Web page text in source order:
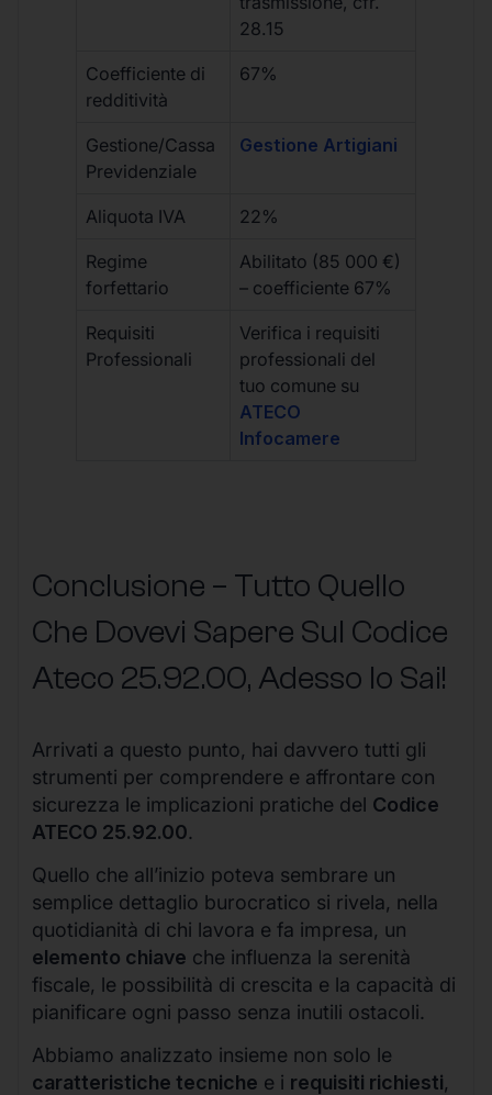
28.15
Coefficiente di
redditività
67%
Gestione/Cassa
Previdenziale
Gestione Artigiani
Aliquota IVA 22%
Regime
forfettario
Abilitato (85 000 €)
– coefficiente 67%
Requisiti
Professionali
Verifica i requisiti
professionali del
tuo comune su
ATECO
Infocamere
Conclusione – Tutto Quello
Che Dovevi Sapere Sul Codice
Ateco 25.92.00, Adesso lo Sai!
Arrivati a questo punto, hai davvero tutti gli
strumenti per comprendere e affrontare con
sicurezza le implicazioni pratiche del Codice
ATECO 25.92.00.
Quello che all’inizio poteva sembrare un
semplice dettaglio burocratico si rivela, nella
quotidianità di chi lavora e fa impresa, un
elemento chiave che influenza la serenità
fiscale, le possibilità di crescita e la capacità di
pianificare ogni passo senza inutili ostacoli.
Abbiamo analizzato insieme non solo le
caratteristiche tecniche e i requisiti richiesti,